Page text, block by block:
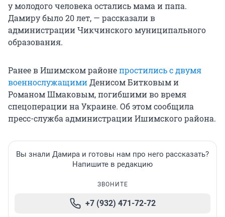
у молодого человека остались мама и папа.
Дамиру было 20 лет, — рассказали в
администрации Чикчинского муниципального
образования.
Ранее в Ишимском районепростились с двумя
военнослужащимиДенисом Битковым и
Романом Шмаковым, погибшими во время
спецоперации на Украине. Об этом сообщила
пресс-служба администрации Ишимского района.
Вы знали Дамира и готовы нам про него рассказать?
Напишите в редакцию
ЗВОНИТЕ
+7 (932) 471-72-72